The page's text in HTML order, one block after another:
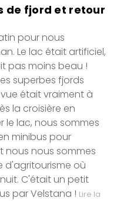
de fjord et retour
pour nous
Le lac était artificiel,
pas moins beau !
superbes fjords
était vraiment à
la croisière en
lac, nous sommes
minibus pour
nous nous sommes
d'agritourisme où
C'était un petit
par Velstana ! Lire la